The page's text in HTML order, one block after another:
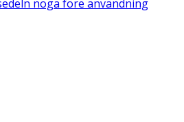
noga före användning